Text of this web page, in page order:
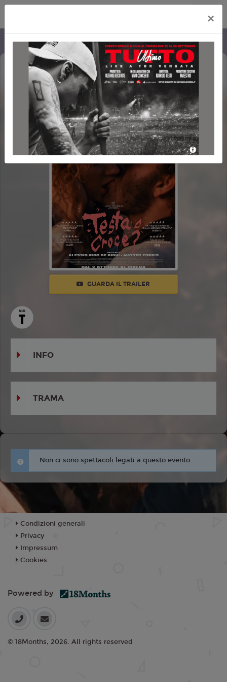
TESTA O CROCE?
GUARDA IL TRAILER
INFO
TRAMA
Non ci sono spettacoli legati a questo evento.
×
Condizioni generali
Privacy
Impressum
Cookies
Powered by
© 18Months, 2026. All rights reserved